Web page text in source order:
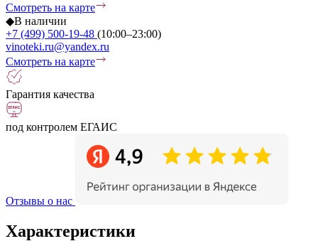
Смотреть на карте
◆В наличии
+7 (499) 500-19-48 (10:00–23:00)
vinoteki.ru@yandex.ru
Смотреть на карте
Гарантия качества
под контролем ЕГАИС
Отзывы о нас
Характеристики